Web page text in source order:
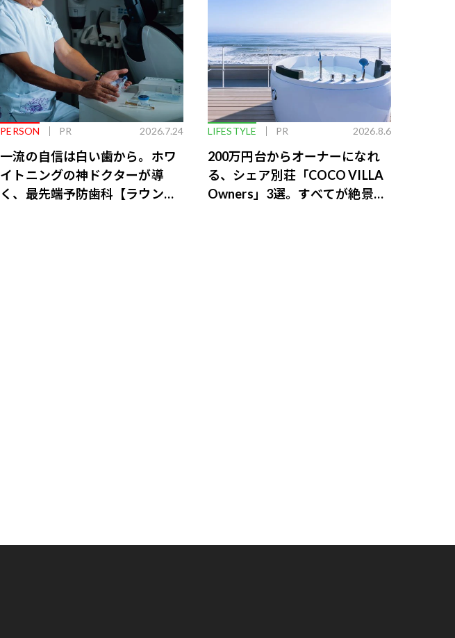
PERSON PR 2026.7.24
一流の自信は白い歯から。ホワ
イトニングの神ドクターが導
く、最先端予防歯科【ラウンジ
LIFESTYLE PR 2026.8.6
200万円台からオーナーになれ
る、シェア別荘「COCO VILLA
Owners」3選。すべてが絶景、